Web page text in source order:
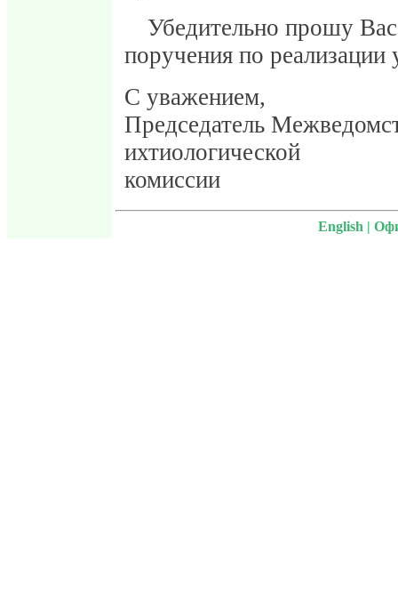
Убедительно прошу
поручения по
С уважением,
Председатель
ихтиологической
комиссии
English |